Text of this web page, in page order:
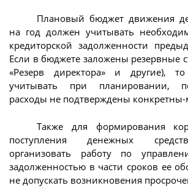
Плановый бюджет движения
на год должен учитывать
кредиторской задолженности
Если в бюджете заложены резервные
«Резерв директора» и другие),
учитывать при планировании,
расходы не подтверждены
Также для формирования
поступления денежных
организовать работу по
задолженностью в части сроков ее
не допускать возникновения